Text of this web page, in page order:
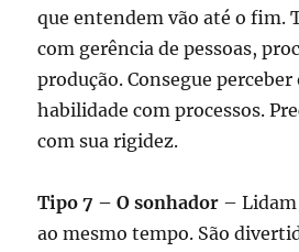
que entendem vão até o fim.
com gerência de pessoas,
produção. Consegue
habilidade com processos.
com sua rigidez.
Tipo 7 – O sonhador – Lidam
ao mesmo tempo. São